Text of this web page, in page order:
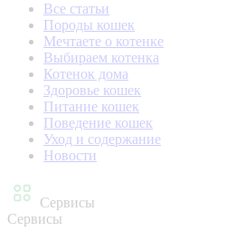
Все статьи
Породы кошек
Мечтаете о котенке
Выбираем котенка
Котенок дома
Здоровье кошек
Питание кошек
Поведение кошек
Уход и содержание
Новости
Сервисы
Сервисы